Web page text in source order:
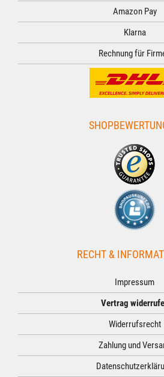
Amazon Pay
Klarna
Rechnung für
RECHT &
Impressum
Vertrag
Widerrufsrecht
Zahlung und